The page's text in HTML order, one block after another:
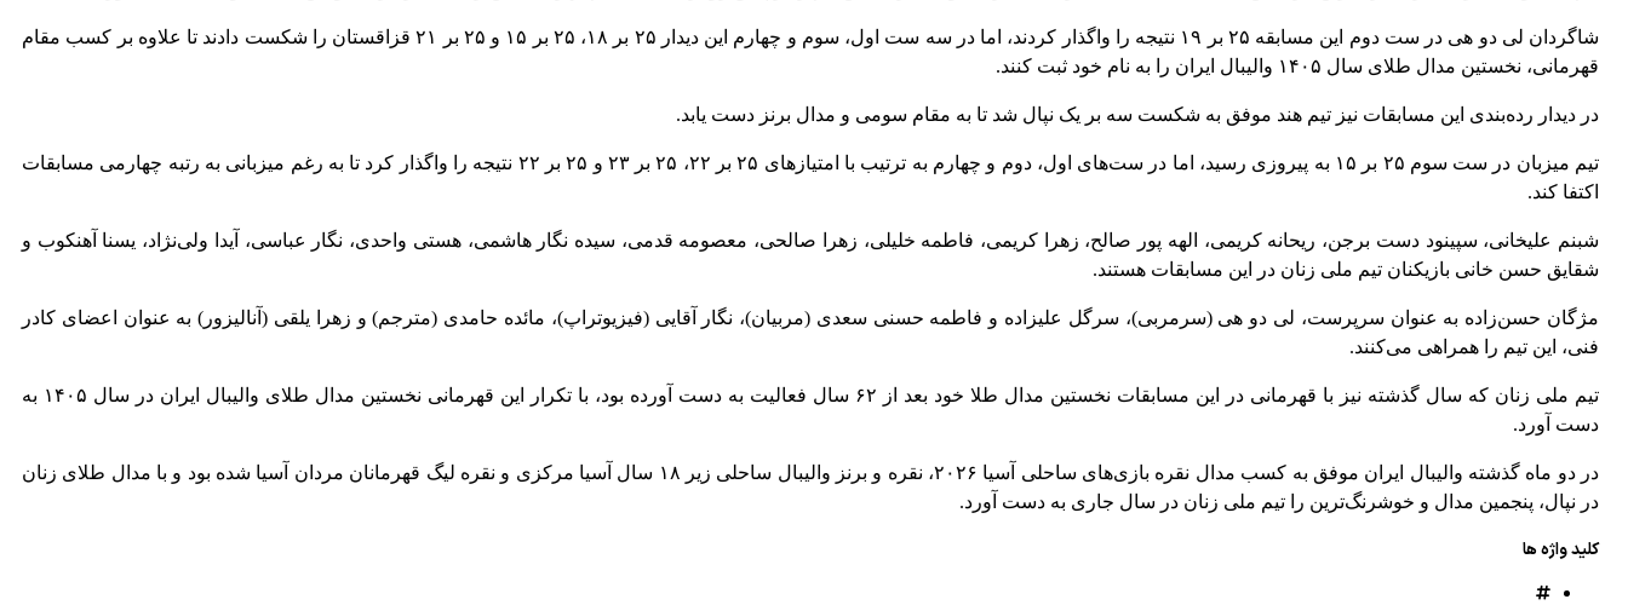
شاگردان لی دو هی در ست دوم این مسابقه ۲۵ بر ۱۹ نتیجه را واگذار کردند، اما در سه ست اول، سوم و چهارم این دیدار ۲۵ بر ۱۸، ۲۵ بر ۱۵ و ۲۵ بر ۲۱ قزاقستان را شکست دادند تا علاوه بر کسب مقام
قهرمانی، نخستین مدال طلای سال ۱۴۰۵ والیبال ایران را به نام خود ثبت کنند.
در دیدار رده‌بندی این مسابقات نیز تیم هند موفق به شکست سه بر یک نپال شد تا به مقام سومی و مدال برنز دست یابد.
تیم میزبان در ست سوم ۲۵ بر ۱۵ به پیروزی رسید، اما در ست‌های اول، دوم و چهارم به ترتیب با امتیاز‌های ۲۵ بر ۲۲، ۲۵ بر ۲۳ و ۲۵ بر ۲۲ نتیجه را واگذار کرد تا به رغم میزبانی به رتبه چهارمی مسابقات
اکتفا کند.
شبنم علیخانی، سپینود دست برجن، ریحانه کریمی، الهه پور صالح، زهرا کریمی، فاطمه خلیلی، زهرا صالحی، معصومه قدمی، سیده نگار هاشمی، هستی واحدی، نگار عباسی، آیدا ولی‌نژاد، یسنا آهنکوب و
شقایق حسن خانی بازیکنان تیم ملی زنان در این مسابقات هستند.
مژگان حسن‌زاده به عنوان سرپرست، لی دو هی (سرمربی)، سرگل علیزاده و فاطمه حسنی سعدی (مربیان)، نگار آقایی (فیزیوتراپ)، مائده حامدی (مترجم) و زهرا یلقی (آنالیزور) به عنوان اعضای کادر
فنی، این تیم را همراهی می‌کنند.
تیم ملی زنان که سال گذشته نیز با قهرمانی در این مسابقات نخستین مدال طلا خود بعد از ۶۲ سال فعالیت به دست آورده بود، با تکرار این قهرمانی نخستین مدال طلای والیبال ایران در سال ۱۴۰۵ به
دست آورد.
در دو ماه گذشته والیبال ایران موفق به کسب مدال نقره بازی‌های ساحلی آسیا ۲۰۲۶، نقره و برنز والیبال ساحلی زیر ۱۸ سال آسیا مرکزی و نقره لیگ قهرمانان مردان آسیا شده بود و با مدال طلای زنان
در نپال، پنجمین مدال و خوشرنگ‌ترین را تیم ملی زنان در سال جاری به دست آورد.
کلید واژه ها